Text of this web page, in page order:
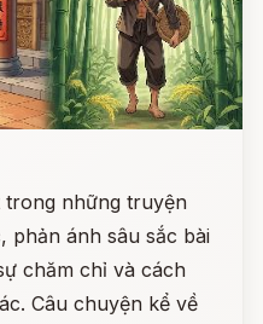
trong những truyện
phản ánh sâu sắc bài
chăm chỉ và cách
Câu chuyện kể về